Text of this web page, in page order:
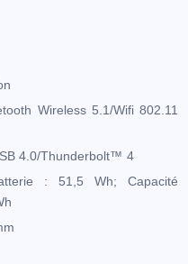
Wireless 5.1/Wifi 802.11
4.0/Thunderbolt™ 4
: 51,5 Wh; Capacité